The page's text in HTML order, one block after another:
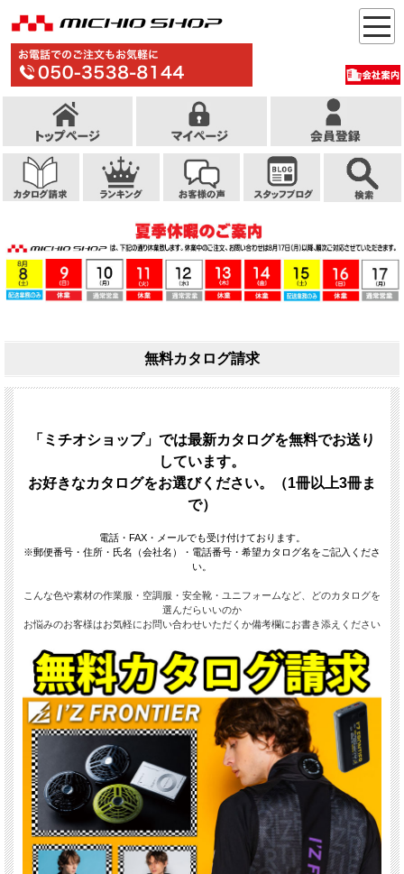
無料カタログ請求
「ミチオショップ」では最新カタログを無料でお送り
しています。
お好きなカタログをお選びください。（1冊以上3冊ま
で）
電話・FAX・メールでも受け付けております。
※郵便番号・住所・氏名（会社名）・電話番号・希望カタログ名をご記入くださ
い。
こんな色や素材の作業服・空調服・安全靴・ユニフォームなど、どのカタログを
選んだらいいのか
お悩みのお客様はお気軽にお問い合わせいただくか備考欄にお書き添えください